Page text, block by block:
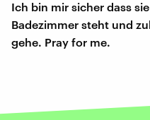
Ich bin mir sicher dass
Badezimmer steht und
gehe. Pray for me.